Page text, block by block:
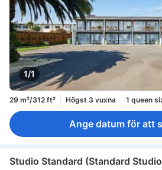
1/1
29 m²/312 ft² Högst 3 vuxna 1 queen
Ange datum för att
Studio Standard (Standard